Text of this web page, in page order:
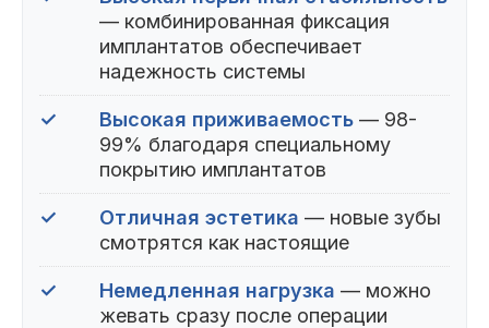
— комбинированная фиксация
имплантатов обеспечивает
надежность системы
✓ Высокая приживаемость — 98-
99% благодаря специальному
покрытию имплантатов
✓ Отличная эстетика — новые зубы
смотрятся как настоящие
✓ Немедленная нагрузка — можно
жевать сразу после операции